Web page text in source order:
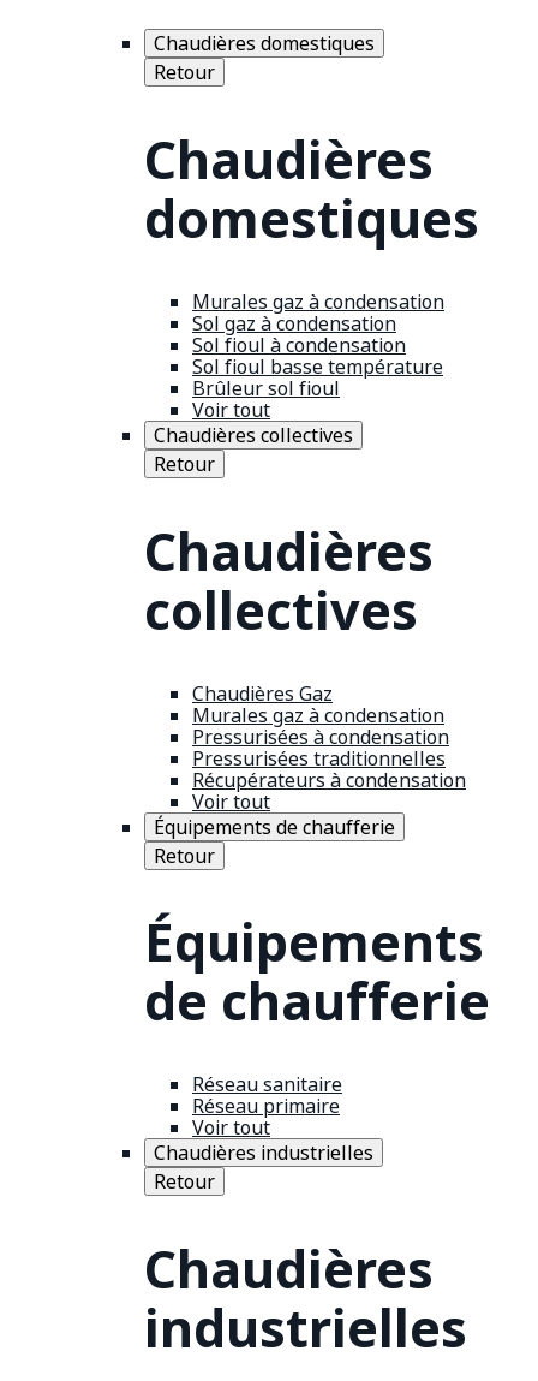
Chaudières domestiques
Retour
Chaudières
domestiques
Murales gaz à condensation
Sol gaz à condensation
Sol fioul à condensation
Sol fioul basse température
Brûleur sol fioul
Voir tout
Chaudières collectives
Retour
Chaudières
collectives
Chaudières Gaz
Murales gaz à condensation
Pressurisées à condensation
Pressurisées traditionnelles
Récupérateurs à condensation
Voir tout
Équipements de chaufferie
Retour
Équipements
de chaufferie
Réseau sanitaire
Réseau primaire
Voir tout
Chaudières industrielles
Retour
Chaudières
industrielles